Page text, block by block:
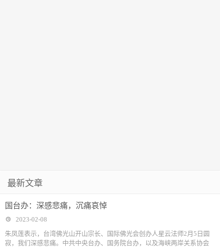
最新文章
国台办：深感悲痛，沉痛哀悼
2023-02-08
朱凤莲表示，台湾佛光山开山宗长、国际佛光会创办人星云法师2月5日圆
寂，我们深感悲痛。中共中央台办、国务院台办，以及海峡两岸关系协会